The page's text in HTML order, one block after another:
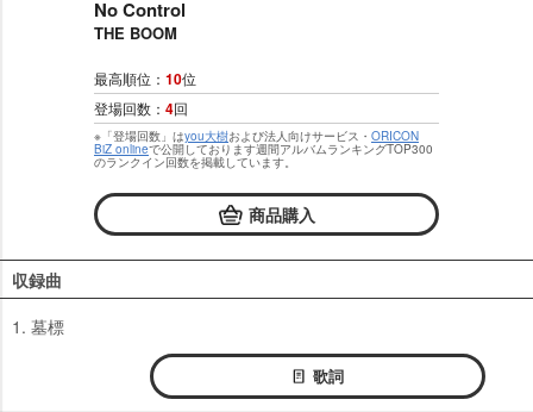
No Control
THE BOOM
最高順位： 10位
登場回数： 4回
※「登場回数」はyou大樹および法人向けサービス・ ORICON
BiZ onlineで公開しております週間アルバムランキングTOP300
のランクイン回数を掲載しています。
商品購入
収録曲
1. 墓標
歌詞